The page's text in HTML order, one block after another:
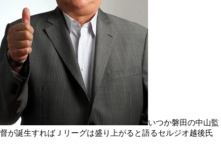
いつか磐田の中山監
督が誕生すればＪリーグは盛り上がると語るセルジオ越後氏